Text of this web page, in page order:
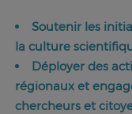
Soutenir les
la culture
Déployer des
régionaux et
chercheurs et